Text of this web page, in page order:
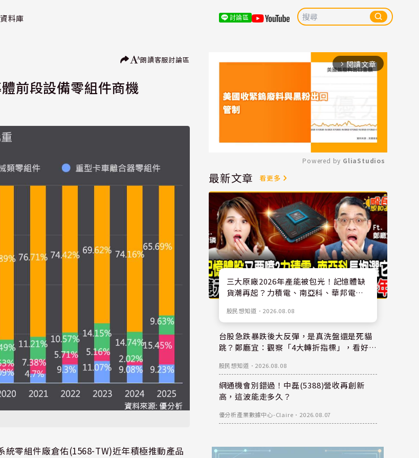
資料庫 討論區
朗讀客服討論區
前段設備零組件商機
零組件廠倉佑(1568-TW)近年積極推動產品
arrow_forward_ios 閱讀文章
Mute
Powered by GliaStudios
最新文章 看更多
三大原廠2026年產能被包光！記憶體缺
貨潮再起？力積電、南亞科、華邦電怎
股民想知道 ． 2026.08.08
台股急跌暴跌後大反彈，是真洗盤還是死貓
跳？鄭廳宜：觀察「4大轉折指標」，看好大
股民想知道 ． 2026.08.08
網通機會別錯過！中磊(5388)營收再創新
高，這波能走多久？
優分析產業數據中心-Claire ． 2026.08.07